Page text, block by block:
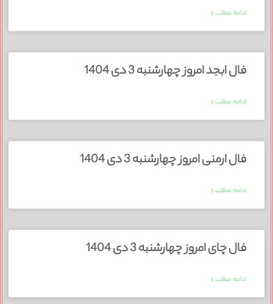
ادامه مطلب »
فال ابجد امروز چهارشنبه 3 دی 1404
ادامه مطلب »
فال ارمنی امروز چهارشنبه 3 دی 1404
ادامه مطلب »
فال چای امروز چهارشنبه 3 دی 1404
ادامه مطلب »